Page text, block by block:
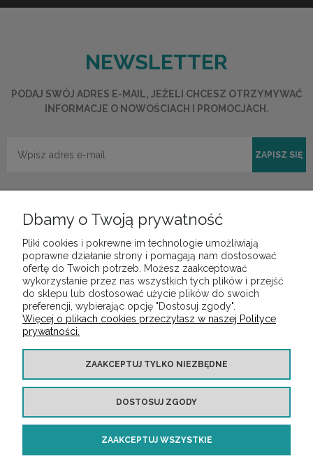
NEWSLETTER
PODAJ SWÓJ ADRES E-MAIL, JEŻELI CHCESZ OTRZYMYWAĆ
INFORMACJE O NOWOŚCIACH I PROMOCJACH.
ZAPISZ SIĘ
POMOC
MOJE KONTO
INFORMACJE
O NAS
Copyright ©https://audiotop.pl/ Wszelkie prawa zastrzeżone
Dbamy o Twoją prywatność
Pliki cookies i pokrewne im technologie umożliwiają
poprawne działanie strony i pomagają nam dostosować
ofertę do Twoich potrzeb. Możesz zaakceptować
wykorzystanie przez nas wszystkich tych plików i przejść
do sklepu lub dostosować użycie plików do swoich
preferencji, wybierając opcję "Dostosuj zgody".
Więcej o plikach cookies przeczytasz w naszej Polityce
prywatności.
ZAAKCEPTUJ TYLKO NIEZBĘDNE
DOSTOSUJ ZGODY
ZAAKCEPTUJ WSZYSTKIE